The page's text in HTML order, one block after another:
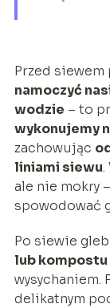
Przed
namoczyć
wodzie – to
wykonujemy
zachowując
liniami siewu.
ale nie mokry
spowodować
Po siewie
lub kompostu
wysychaniem.
delikatnym